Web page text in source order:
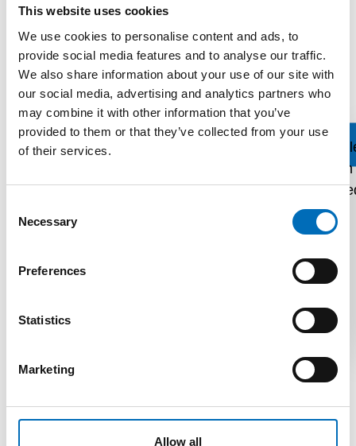
This website uses cookies
We use cookies to personalise content and ads, to
provide social media features and to analyse our traffic.
We also share information about your use of our site with
our social media, advertising and analytics partners who
may combine it with other information that you’ve
provided to them or that they’ve collected from your use
of their services.
Selection
Necessary
Preferences
Statistics
Marketing
Allow all
• Automata tetőnyitás/zárás
• Olvasztó funkció
• Egyedi betöltési megoldások
Felhasználási területek:
sertés, marha, baromfi,
hal, kényelmi ételek.
Prospektus
KAPCSOLATFELVÉTEL